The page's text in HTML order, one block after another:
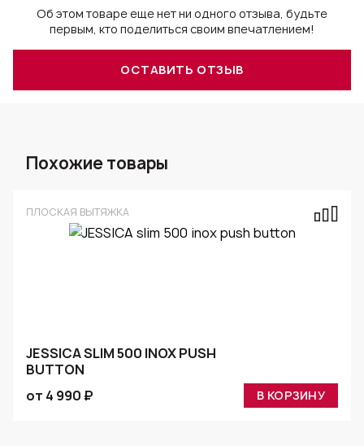
Об этом товаре еще нет ни одного отзыва, будьте
первым, кто поделиться своим впечатлением!
ОСТАВИТЬ ОТЗЫВ
Похожие товары
ПЛОСКАЯ ВЫТЯЖКА
JESSICA SLIM 500 INOX PUSH
BUTTON
от 4 990 ₽
В КОРЗИНУ